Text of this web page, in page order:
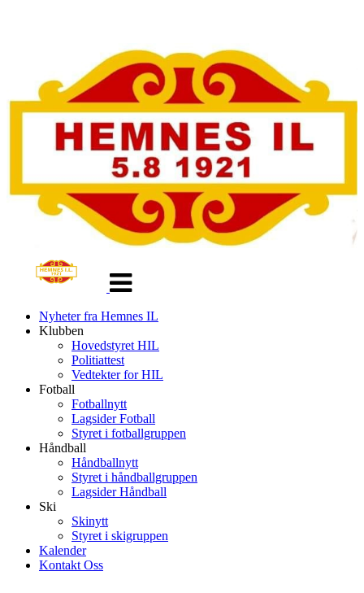
navigasjon
Nyheter fra Hemnes IL
Klubben
Hovedstyret HIL
Politiattest
Vedtekter for HIL
Fotball
Fotballnytt
Lagsider Fotball
Styret i fotballgruppen
Håndball
Håndballnytt
Styret i håndballgruppen
Lagsider Håndball
Ski
Skinytt
Styret i skigruppen
Kalender
Kontakt Oss